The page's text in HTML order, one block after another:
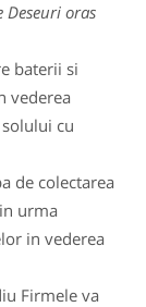
Deseuri oras
baterii si
vederea
cu
de colectarea
urma
in vederea
Firmele va